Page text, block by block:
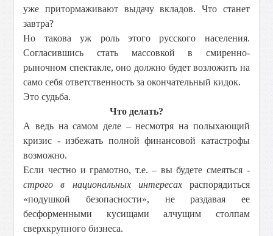
уже притормаживают выдачу вкладов. Что станет
завтра?
Но такова уж роль этого русского населения.
Согласившись стать массовкой в смиренно-
рыночном спектакле, оно должно будет возложить на
само себя ответственность за окончательный кидок.
Это судьба.
Что делать?
А ведь на самом деле – несмотря на полыхающий
кризис - избежать полной финансовой катастрофы
возможно.
Если честно и грамотно, т.е. – вы будете смеяться -
строго в национальных интересахраспорядиться
«подушкой безопасности», не раздавая ее
бесформенными кусищами алчущим столпам
сверхкрупного бизнеса.